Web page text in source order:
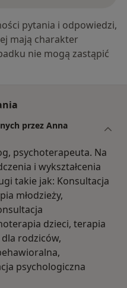
pytania i odpowiedzi,
mają charakter
nie mogą zastąpić
przez Anna
psychoterapeuta. Na
i wykształcenia
takie jak: Konsultacja
młodzieży,
dzieci, terapia
rodziców,
psychologiczna